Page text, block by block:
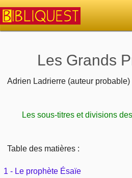
La Bible
Tous les sujets
Les Grands
Adrien Ladrierre (auteur probable)
Les sous-titres et divisions
Table des matières :
1 - Le prophète Ésaïe